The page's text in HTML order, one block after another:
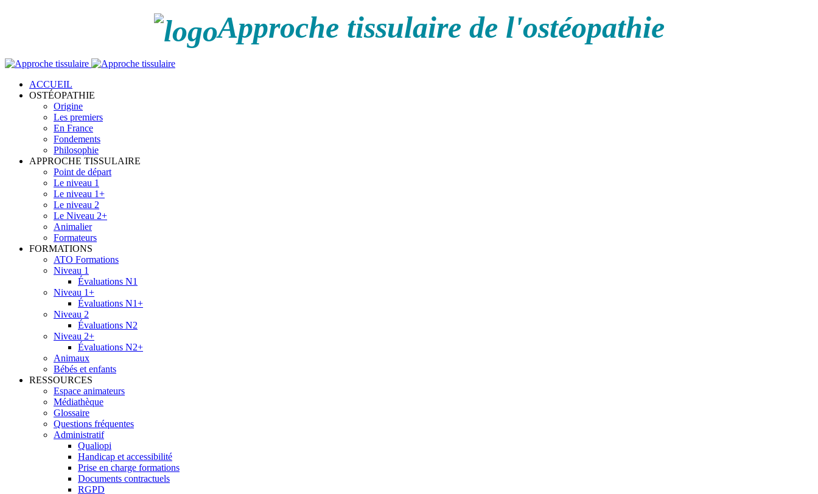
Approche tissulaire de l'ostéopathie
ACCUEIL
OSTÉOPATHIE
Origine
Les premiers
En France
Fondements
Philosophie
APPROCHE TISSULAIRE
Point de départ
Le niveau 1
Le niveau 1+
Le niveau 2
Le Niveau 2+
Animalier
Formateurs
FORMATIONS
ATO Formations
Niveau 1
Évaluations N1
Niveau 1+
Évaluations N1+
Niveau 2
Évaluations N2
Niveau 2+
Évaluations N2+
Animaux
Bébés et enfants
RESSOURCES
Espace animateurs
Médiathèque
Glossaire
Questions fréquentes
Administratif
Qualiopi
Handicap et accessibilité
Prise en charge formations
Documents contractuels
RGPD